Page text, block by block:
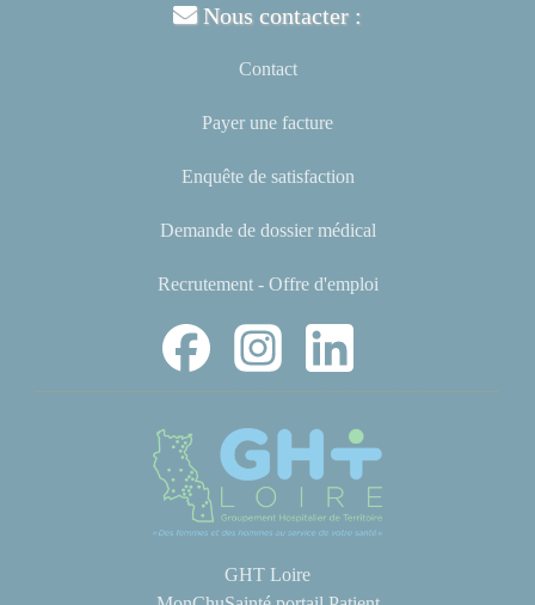
Nous contacter :
Contact
Payer une facture
Enquête de satisfaction
Demande de dossier médical
Recrutement - Offre d'emploi
GHT Loire